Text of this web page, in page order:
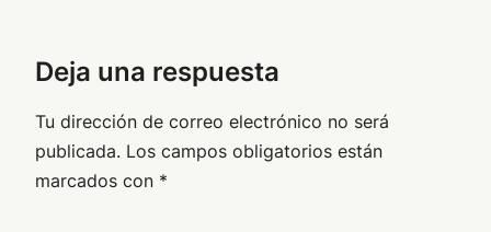
Deja una respuesta
Tu dirección de correo electrónico no será
publicada. Los campos obligatorios están
marcados con *